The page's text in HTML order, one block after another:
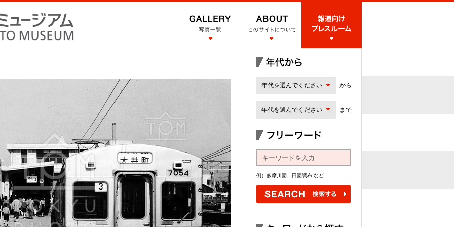
年代を選んでください から
年代を選んでください まで
例）多摩川園、田園調布 など